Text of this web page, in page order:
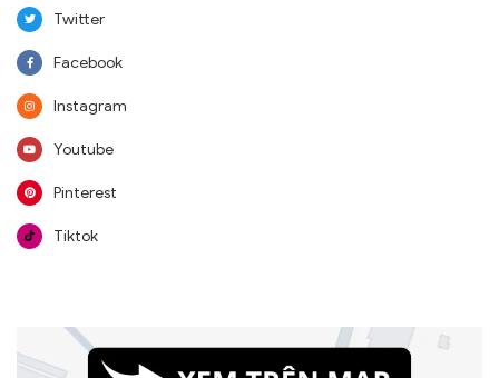
Twitter
Facebook
Instagram
Youtube
Pinterest
Tiktok